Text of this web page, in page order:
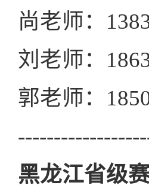
尚老师：
刘老师：
郭老师：
黑龙江省级赛